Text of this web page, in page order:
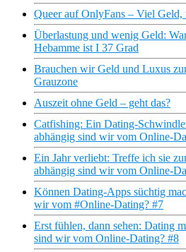
Queer auf OnlyFans – Viel Geld,
Überlastung und wenig Geld:
Hebamme ist I 37 Grad
Brauchen wir Geld und Luxus
Grauzone
Auszeit ohne Geld – geht das?
Catfishing: Ein Dating-
abhängig sind wir vom Online-
Ein Jahr verliebt: Treffe ich sie
abhängig sind wir vom Online-
Können Dating-Apps süchtig
wir vom #Online-Dating? #7
Erst fühlen, dann sehen: Dating
sind wir vom Online-Dating? #8